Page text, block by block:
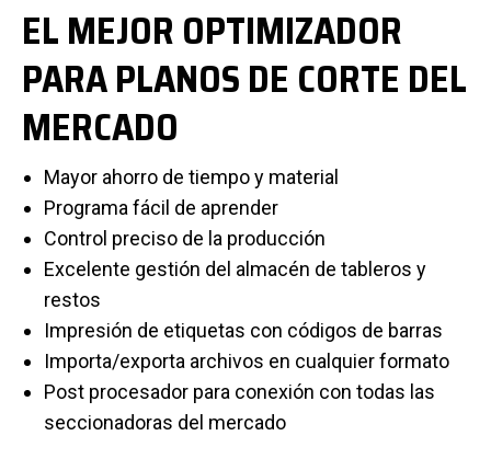
EL MEJOR OPTIMIZADOR
PARA PLANOS DE CORTE DEL
MERCADO
Mayor ahorro de tiempo y material
Programa fácil de aprender
Control preciso de la producción
Excelente gestión del almacén de tableros y
restos
Impresión de etiquetas con códigos de barras
Importa/exporta archivos en cualquier formato
Post procesador para conexión con todas las
seccionadoras del mercado